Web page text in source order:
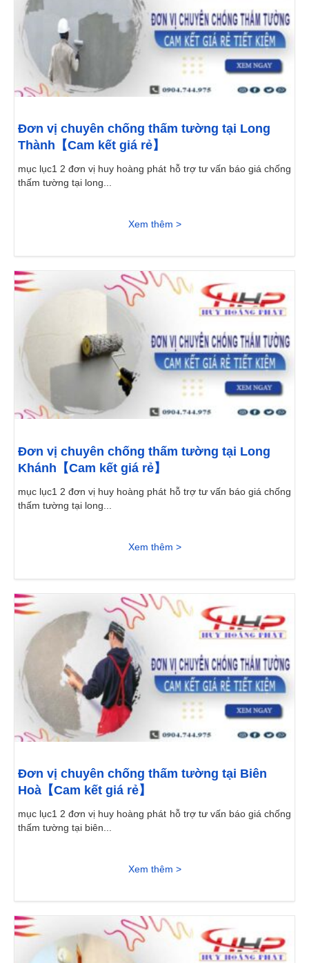
Đơn vị chuyên chống thấm tường tại Long
Thành【Cam kết giá rẻ】
mục lục1 2 đơn vị huy hoàng phát hỗ trợ tư vấn báo giá chống
thấm tường tại long...
Xem thêm >
Đơn vị chuyên chống thấm tường tại Long
Khánh【Cam kết giá rẻ】
mục lục1 2 đơn vị huy hoàng phát hỗ trợ tư vấn báo giá chống
thấm tường tại long...
Xem thêm >
Đơn vị chuyên chống thấm tường tại Biên
Hoà【Cam kết giá rẻ】
mục lục1 2 đơn vị huy hoàng phát hỗ trợ tư vấn báo giá chống
thấm tường tại biên...
Xem thêm >